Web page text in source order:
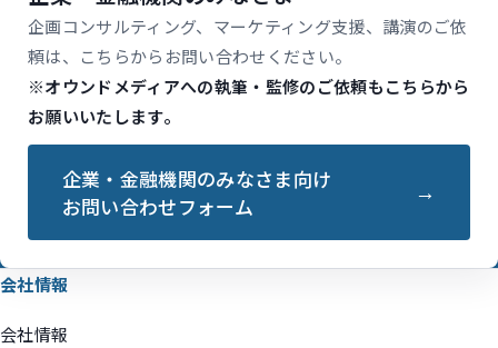
企画コンサルティング、マーケティング支援、講演のご依
頼は、こちらからお問い合わせください。
※オウンドメディアへの執筆・監修のご依頼もこちらから
お願いいたします。
企業・金融機関のみなさま向け
お問い合わせフォーム
会社情報
会社情報